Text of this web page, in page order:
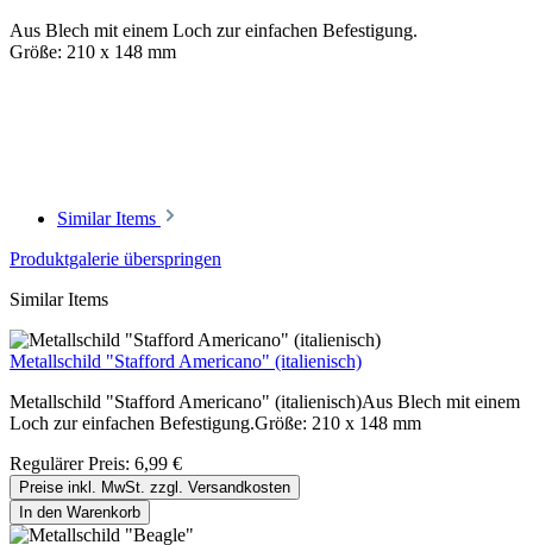
Aus Blech mit einem Loch zur einfachen Befestigung.
Größe: 210 x 148 mm
Similar Items
Produktgalerie überspringen
Similar Items
Metallschild "Stafford Americano" (italienisch)
Metallschild "Stafford Americano" (italienisch)Aus Blech mit einem
Loch zur einfachen Befestigung.Größe: 210 x 148 mm
Regulärer Preis: 6,99 €
Preise inkl. MwSt. zzgl. Versandkosten
In den Warenkorb